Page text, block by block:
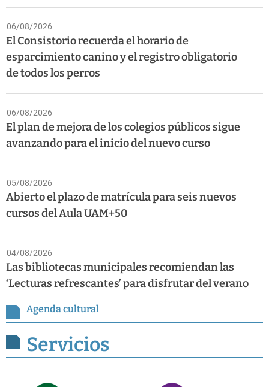
06/08/2026
El Consistorio recuerda el horario de
esparcimiento canino y el registro obligatorio
de todos los perros
06/08/2026
El plan de mejora de los colegios públicos sigue
avanzando para el inicio del nuevo curso
05/08/2026
Abierto el plazo de matrícula para seis nuevos
cursos del Aula UAM+50
04/08/2026
Las bibliotecas municipales recomiendan las
‘Lecturas refrescantes’ para disfrutar del verano
Agenda cultural
Servicios